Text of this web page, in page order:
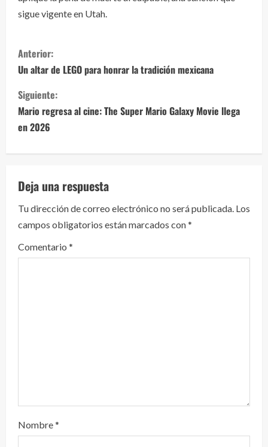
sigue vigente en Utah.
S
i
g
u
e
l
e
y
e
Anterior:
Un altar de LEGO para honrar la tradición mexicana
Siguiente:
Mario regresa al cine: The Super Mario Galaxy Movie llega
en 2026
Deja una respuesta
Tu dirección de correo electrónico no será publicada. Los
campos obligatorios están marcados con*
Comentario *
Nombre*